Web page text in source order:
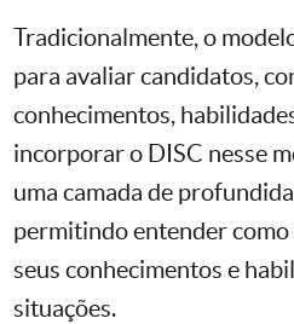
Tradicionalmente, o
para avaliar candidatos,
conhecimentos,
incorporar o DISC nesse
uma camada de
permitindo entender
seus conhecimentos e
situações.